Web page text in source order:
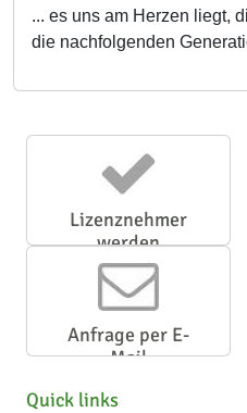
... es uns am Herzen liegt,
die nachfolgenden
Lizenznehmer
werden
Anfrage per E-
Mail
Quick links